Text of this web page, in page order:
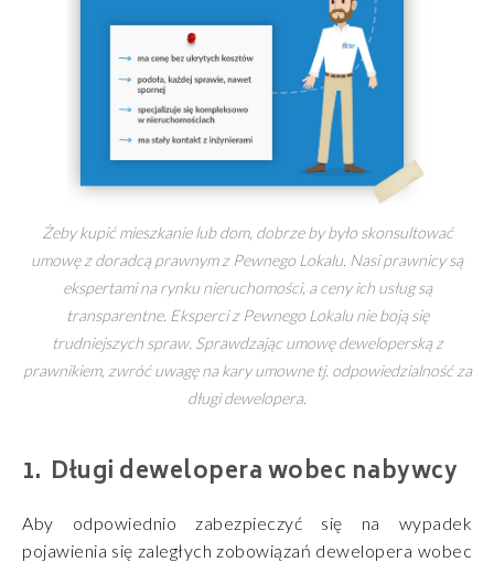
Żeby kupić mieszkanie lub dom, dobrze by było skonsultować
umowę z doradcą prawnym z Pewnego Lokalu. Nasi prawnicy są
ekspertami na rynku nieruchomości, a ceny ich usług są
transparentne. Eksperci z Pewnego Lokalu nie boją się
trudniejszych spraw. Sprawdzając umowę deweloperską z
prawnikiem, zwróć uwagę na kary umowne tj. odpowiedzialność za
długi dewelopera.
Długi dewelopera wobec nabywcy
Aby odpowiednio zabezpieczyć się na wypadek
pojawienia się zaległych zobowiązań dewelopera wobec